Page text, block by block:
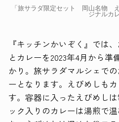
「旅サラダ限定セット 岡山名物
ジナルカ
『キッチンかいぞく』では
とカレーを2023年4月から
かり。旅サラダマルシェで
ーとなります。えびめしも
す。容器に入ったえびめし
ック入りのカレーは湯煎で